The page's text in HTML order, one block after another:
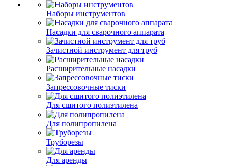
Наборы инструментов
Насадки для сварочного аппарата
Зачистной инструмент для труб
Расширительные насадки
Запрессовочные тиски
Для сшитого полиэтилена
Для полипропилена
Труборезы
Для аренды